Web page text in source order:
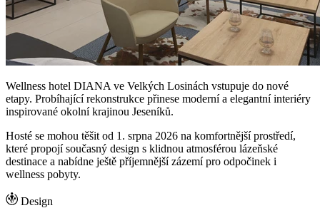
Wellness hotel DIANA ve Velkých Losinách vstupuje do nové
etapy. Probíhající rekonstrukce přinese moderní a elegantní interiéry
inspirované okolní krajinou Jeseníků.
Hosté se mohou těšit od 1. srpna 2026 na komfortnější prostředí,
které propojí současný design s klidnou atmosférou lázeňské
destinace a nabídne ještě příjemnější zázemí pro odpočinek i
wellness pobyty.
Design